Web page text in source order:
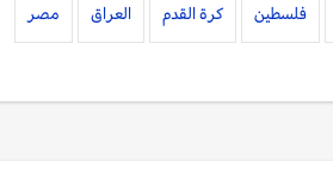
فلسطين كرة القدم العراق مصر